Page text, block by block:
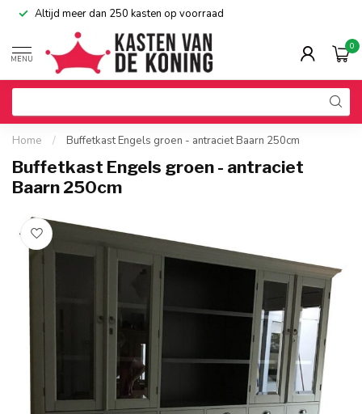
Altijd meer dan 250 kasten op voorraad
MENU
0
Home / Buffetkast Engels groen - antraciet Baarn 250cm
Buffetkast Engels groen - antraciet
Baarn 250cm